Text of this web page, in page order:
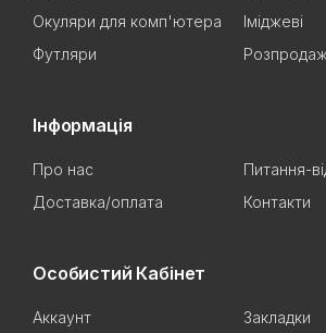
Окуляри для комп'ютера
Іміджеві
Футляри
Інформація
Про нас
Питання-
Доставка/оплата
Контакти
Особистий Кабінет
Аккаунт Закладки